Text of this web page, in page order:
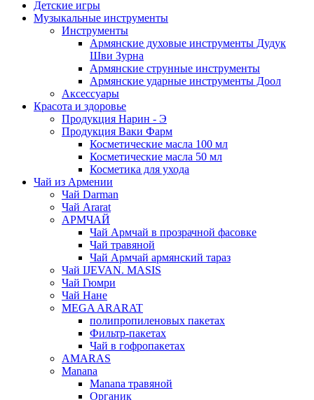
Детские игры
Музыкальные инструменты
Инструменты
Армянские духовые инструменты Дудук
Шви Зурна
Армянские струнные инструменты
Армянские ударные инструменты Доол
Аксессуары
Красота и здоровье
Продукция Нарин - Э
Продукция Ваки Фарм
Косметические масла 100 мл
Косметические масла 50 мл
Косметика для ухода
Чай из Армении
Чай Darman
Чай Ararat
АРМЧАЙ
Чай Армчай в прозрачной фасовке
Чай травяной
Чай Армчай армянский тараз
Чай IJEVAN. MASIS
Чай Гюмри
Чай Нане
MEGA ARARAT
полипропиленовых пакетах
Фильтр-пакетах
Чай в гофропакетах
AMARAS
Manana
Manana травяной
Органик